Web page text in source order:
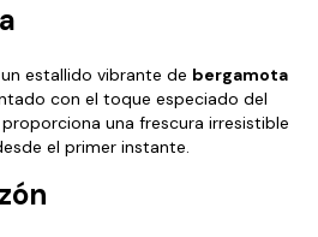
estallido vibrante de bergamota
con el toque especiado del
una frescura irresistible
el primer instante.